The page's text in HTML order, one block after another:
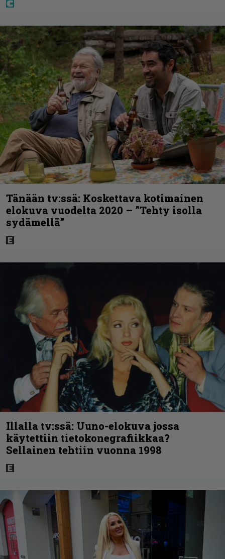
Tänään tv:ssä: Koskettava kotimainen
elokuva vuodelta 2020 – ”Tehty isolla
sydämellä”
Illalla tv:ssä: Uuno-elokuva jossa
käytettiin tietokonegrafiikkaa?
Sellainen tehtiin vuonna 1998